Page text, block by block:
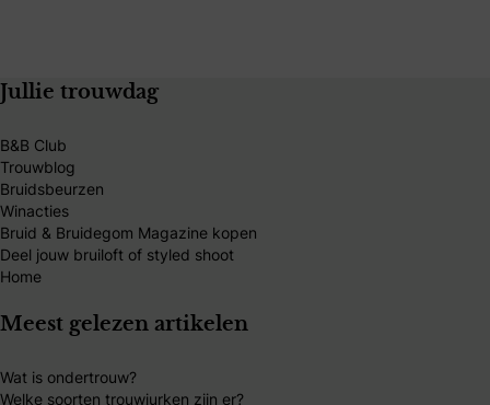
Jullie trouwdag
B&B Club
Trouwblog
Bruidsbeurzen
Winacties
Bruid & Bruidegom Magazine kopen
Deel jouw bruiloft of styled shoot
Home
Meest gelezen artikelen
Wat is ondertrouw?
Welke soorten trouwjurken zijn er?